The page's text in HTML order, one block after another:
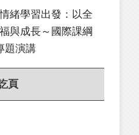
緒學習出發：以全
與成長～國際課綱
題演講
頁